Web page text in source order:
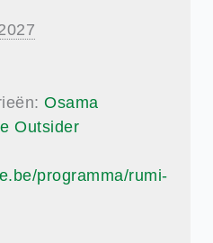
Osama
Outsider
programma/rumi-